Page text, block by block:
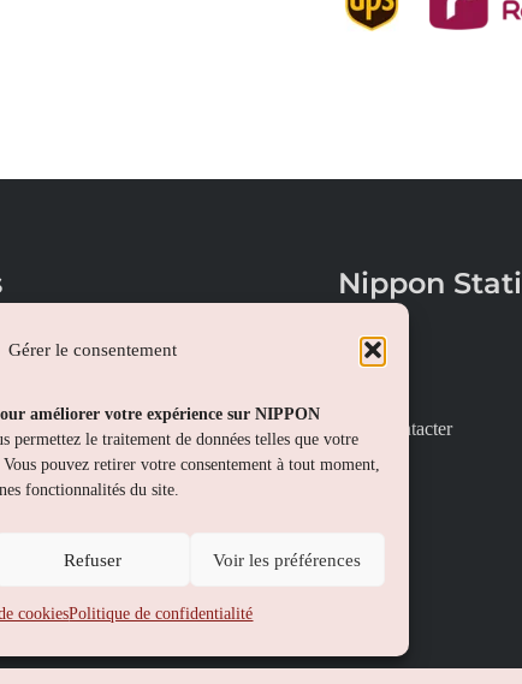
Gérer le consentement
améliorer votre expérience sur NIPPON
permettez le traitement de données telles que votre
pouvez retirer votre consentement à tout moment,
fonctionnalités du site.
Refuser Voir les préférences
cookiesPolitique de confidentialité
Nippon
À propos
Nous contacter